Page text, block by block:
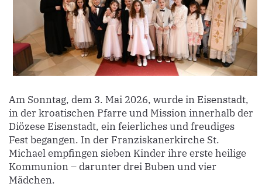
Am Sonntag, dem 3. Mai 2026, wurde in Eisenstadt,
in der kroatischen Pfarre und Mission innerhalb der
Diözese Eisenstadt, ein feierliches und freudiges
Fest begangen. In der Franziskanerkirche St.
Michael empfingen sieben Kinder ihre erste heilige
Kommunion – darunter drei Buben und vier
Mädchen.